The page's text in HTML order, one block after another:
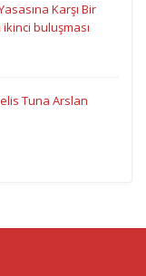
Karşı Bir
buluşması
Tuna Arslan